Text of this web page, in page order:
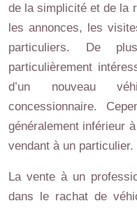
de la simplicité et de la
les annonces, les
particuliers. De
particulièrement
d’un nouveau
concessionnaire.
généralement inférieur
vendant à un particulier.
La vente à un
dans le rachat de